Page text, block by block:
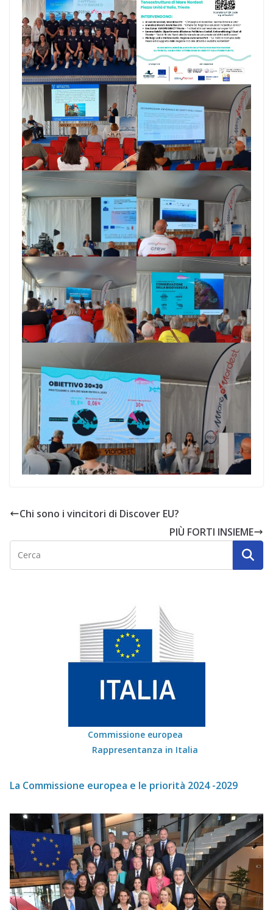
Chi sono i vincitori di Discover EU?
PIÙ FORTI INSIEME
Commissione europea
Rappresentanza in Italia
La Commissione europea e le priorità 2024 -2029